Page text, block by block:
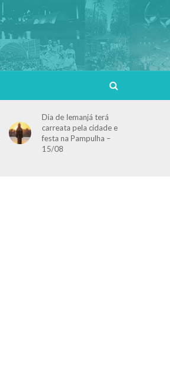
Dia de Iemanjá terá
carreata pela cidade e
festa na Pampulha –
15/08